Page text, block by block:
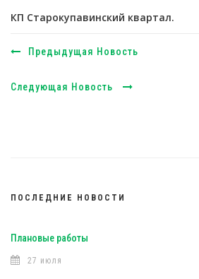
КП Старокупавинский квартал.
Предыдущая Новость
Следующая Новость
ПОСЛЕДНИЕ НОВОСТИ
Плановые работы
27 июля